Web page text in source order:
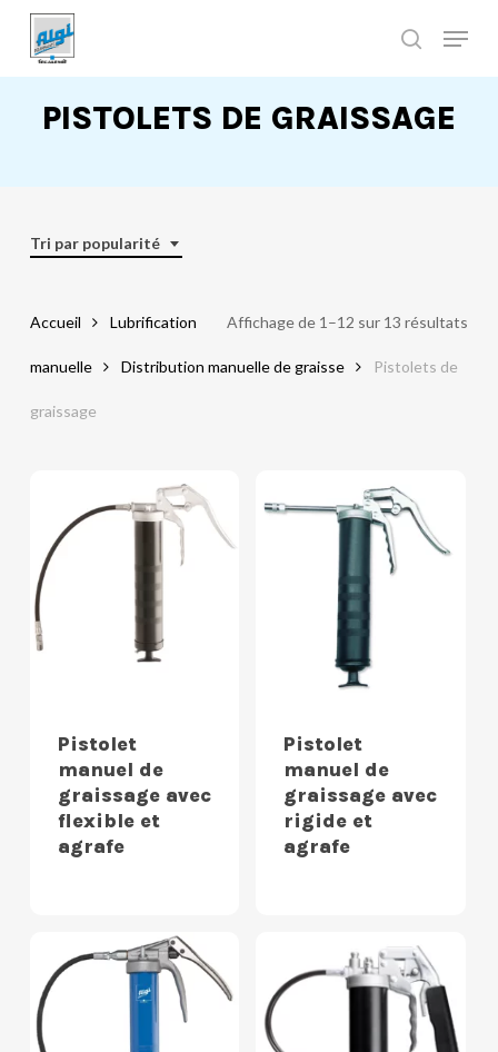
main
PISTOLETS DE GRAISSAGE
Tri par popularité
Affichage de 1–12 sur 13 résultats
Accueil Lubrification
manuelle Distribution manuelle de graisse Pistolets de
graissage
Pistolet
manuel de
graissage avec
flexible et
agrafe
Pistolet
manuel de
graissage avec
rigide et
agrafe